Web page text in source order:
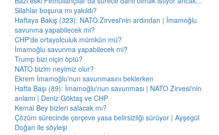
Silahlar boşuna mı yakıldı?
Haftaya Bakış (323): NATO Zirvesi'nin ardından | İmamoğlu
savunma yapabilecek mi?
CHP'de ortayolculuk mümkün mü?
İmamoğlu savunma yapabilecek mi?
Trump bizi niçin öptü?
NATO bizim neyimiz olur?
Ekrem İmamoğlu'nun savunmasını beklerken
Hafta Başı (89): İmamoğlu'nun savunması | NATO Zirvesi'nin
anlamı | Deniz Göktaş ve CHP
Kemal Bey bizleri salacak mı?
Çözüm sürecinde çerçeve yasa belirsizliği sürüyor | Ayşegül
Doğan ile söyleşi